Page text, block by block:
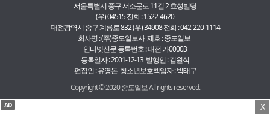
서울특별시 중구 서소문로 11길 2 효성빌딩
(우) 04515 전화 : 1522-4620
대전광역시 중구 계룡로 832 (우) 34908 전화 : 042-220-1114
회사명 : (주)중도일보사 제호 : 중도일보
인터넷신문 등록번호 : 대전 가00003
등록일자 : 2001-12-13 발행인 : 김원식
편집인 : 유영돈 청소년보호책임자 : 박태구
Copyright © 2020 중도일보 All rights reserved.
X
AD